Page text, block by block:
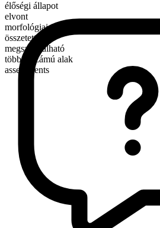
élőségi állapot
elvont
morfológiai összetétel
összetett
megszámlálható
többes számú alak
assessments